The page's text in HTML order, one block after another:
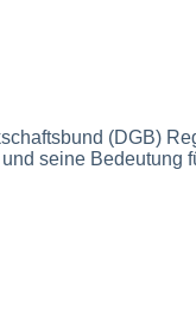
(DGB)
seine Bedeutung